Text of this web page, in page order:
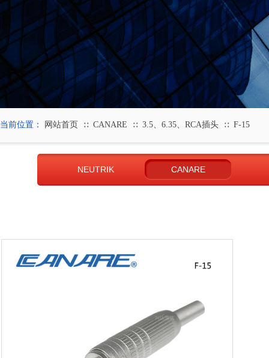
当前位置： 网站首页 ∷ CANARE ∷ 3.5、6.35、RCA插头 ∷ F-15
NEUTRIK CANARE